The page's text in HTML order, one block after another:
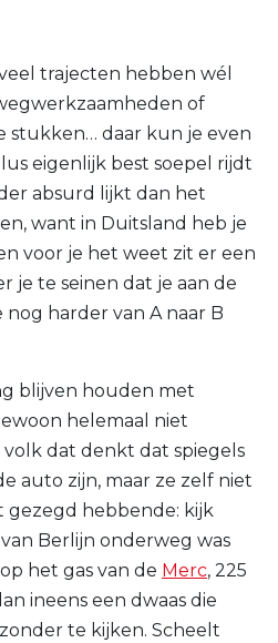
trajecten hebben wél
of
stukken… daar kun je even
eigenlijk best soepel rijdt
absurd lijkt dan het
want in Duitsland heb je
voor je het weet zit er een
je te seinen dat je aan de
harder van A naar B
blijven houden met
helemaal niet
dat denkt dat spiegels
auto zijn, maar ze zelf niet
gezegd hebbende: kijk
Berlijn onderweg was
het gas van de Merc, 225
ineens een dwaas die
te kijken. Scheelt